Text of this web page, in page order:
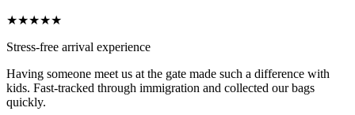
★★★★★
Stress-free arrival experience
Having someone meet us at the gate made such a difference with
kids. Fast-tracked through immigration and collected our bags
quickly.